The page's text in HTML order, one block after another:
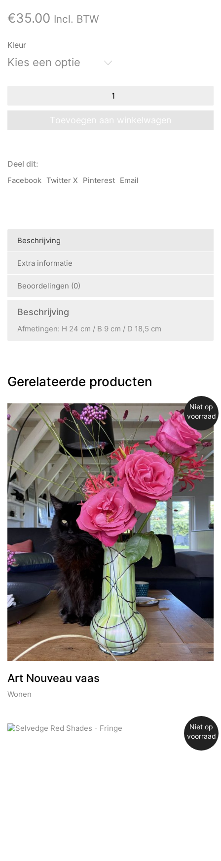
€35.00 Incl. BTW
Kleur
Kies een optie
aantal
Toevoegen aan winkelwagen
Deel dit:
Facebook Twitter X Pinterest Email
Beschrijving
Extra informatie
Beoordelingen (0)
Beschrijving
Afmetingen: H 24 cm / B 9 cm / D 18,5 cm
Gerelateerde producten
Niet op
voorraad
Art Nouveau vaas
Wonen
Niet op
voorraad